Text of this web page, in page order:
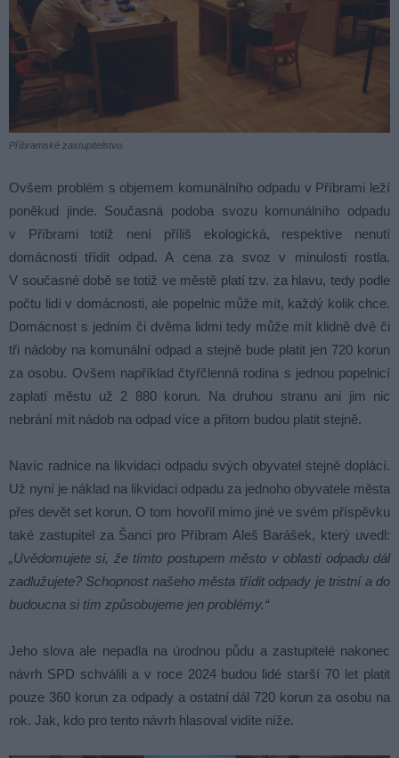
Příbramské zastupitelstvo.
Ovšem problém s objemem komunálního odpadu v Příbrami leží
poněkud jinde. Současná podoba svozu komunálního odpadu
v Příbrami totiž není příliš ekologická, respektive nenutí
domácnosti třídit odpad. A cena za svoz v minulosti rostla.
V současné době se totiž ve městě platí tzv. za hlavu, tedy podle
počtu lidí v domácnosti, ale popelnic může mít, každý kolik chce.
Domácnost s jedním či dvěma lidmi tedy může mít klidně dvě či
tři nádoby na komunální odpad a stejně bude platit jen 720 korun
za osobu. Ovšem například čtyřčlenná rodina s jednou popelnicí
zaplatí městu už 2 880 korun. Na druhou stranu ani jim nic
nebrání mít nádob na odpad více a přitom budou platit stejně.
Navíc radnice na likvidaci odpadu svých obyvatel stejně doplácí.
Už nyní je náklad na likvidaci odpadu za jednoho obyvatele města
přes devět set korun. O tom hovořil mimo jiné ve svém příspěvku
také zastupitel za Šanci pro Příbram Aleš Barášek, který uvedl:
„Uvědomujete si, že tímto postupem město v oblasti odpadu dál
zadlužujete? Schopnost našeho města třídit odpady je tristní a do
budoucna si tím způsobujeme jen problémy.“
Jeho slova ale nepadla na úrodnou půdu a zastupitelé nakonec
návrh SPD schválili a v roce 2024 budou lidé starší 70 let platit
pouze 360 korun za odpady a ostatní dál 720 korun za osobu na
rok. Jak, kdo pro tento návrh hlasoval vidíte níže.